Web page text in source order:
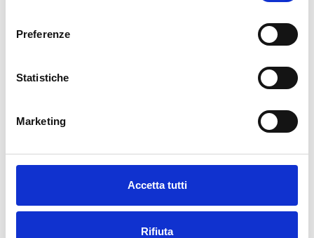
Preferenze
Statistiche
Marketing
Accetta tutti
Rifiuta
investimenti in nuove tecnologie made in Italy. Produciamo la
nostra carta da parati esclusivamente in Italia per garantirne
style e nei colori GRATUITAMENTE dai nostri designer e adatta ad
sostanze chimiche pericolose. Inoltre, possiede le certificazioni